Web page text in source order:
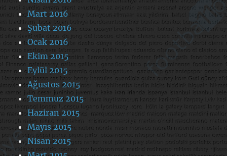
Mart 2016
Şubat 2016
Ocak 2016
Ekim 2015
Eylül 2015
Ağustos 2015
Temmuz 2015
Haziran 2015
Mayıs 2015
Nisan 2015